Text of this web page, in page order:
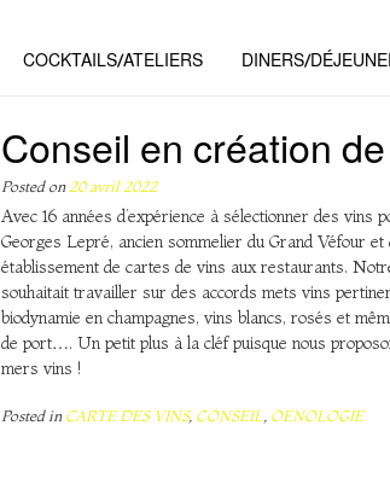
COCKTAILS/ATELIERS DINERS/
Conseil en création
Posted on20 avril 2022
Avec 16 années d’expérience à sélectionner des
Georges Lepré, ancien sommelier du Grand Véfour
établissement de cartes de vins aux restaurants.
souhaitait travailler sur des accords mets vins
biodynamie en champagnes, vins blancs, rosés et
de port…. Un petit plus à la cléf puisque nous
mers vins !
Posted in CARTE DES VINS, CONSEIL, OENOLOGIE